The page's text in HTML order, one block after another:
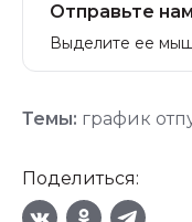
Отправьте
Выделите ее
Темы: график
Поделиться: